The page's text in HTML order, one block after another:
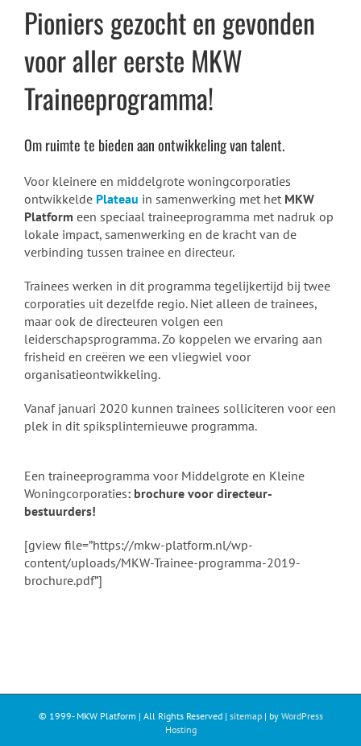
Pioniers gezocht en gevonden
voor aller eerste MKW
Traineeprogramma!
Om ruimte te bieden aan ontwikkeling van talent.
Voor kleinere en middelgrote woningcorporaties
ontwikkelde Plateau in samenwerking met het MKW
Platform een speciaal traineeprogramma met nadruk op
lokale impact, samenwerking en de kracht van de
verbinding tussen trainee en directeur.
Trainees werken in dit programma tegelijkertijd bij twee
corporaties uit dezelfde regio. Niet alleen de trainees,
maar ook de directeuren volgen een
leiderschapsprogramma. Zo koppelen we ervaring aan
frisheid en creëren we een vliegwiel voor
organisatieontwikkeling.
Vanaf januari 2020 kunnen trainees solliciteren voor een
plek in dit spiksplinternieuwe programma.
Een traineeprogramma voor Middelgrote en Kleine
Woningcorporaties: brochure voor directeur-
bestuurders!
[gview file=”https://mkw-platform.nl/wp-
content/uploads/MKW-Trainee-programma-2019-
brochure.pdf”]
© 1999-MKW Platform | All Rights Reserved | sitemap| by WordPress
Hosting